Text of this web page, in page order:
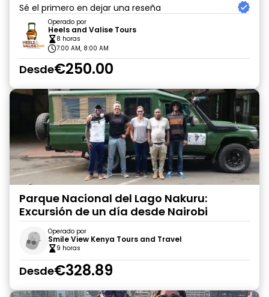
Sé el primero en dejar una reseña
Operado por
Heels and Valise Tours
8 horas
7:00 AM, 8:00 AM
Desde€250.00
Parque Nacional del Lago Nakuru:
Excursión de un día desde Nairobi
Operado por
Smile View Kenya Tours and Travel
9 horas
Desde€328.89